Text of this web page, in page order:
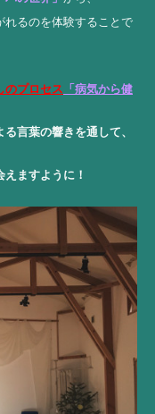
れるのを体験することで
のプロセス 「病気から健
る言葉の響きを通して、
えますように！